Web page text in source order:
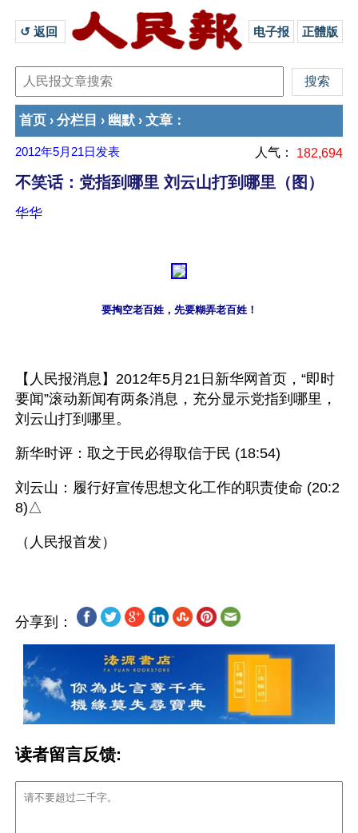
↺ 返回 电子报 正體版
首页 › 分栏目 › 幽默 › 文章 ：
2012年5月21日 发表 人气： 182,694
不笑话：党指到哪里 刘云山打到哪里（图）
华华
要掏空老百姓，先要糊弄老百姓！
【人民报消息】2012年5月21日新华网首页，“即时
要闻”滚动新闻有两条消息，充分显示党指到哪里，
刘云山打到哪里。
新华时评：取之于民必得取信于民 (18:54)
刘云山：履行好宣传思想文化工作的职责使命 (20:2
8)△
分享到：
读者留言反馈: